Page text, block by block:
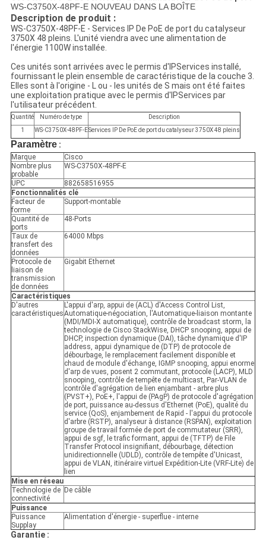
WS-C3750X-48PF-E NOUVEAU DANS LA BOÎTE
Description de produit :
WS-C3750X-48PF-E - Services IP De PoE de port du catalyseur
3750X 48 pleins. L'unité viendra avec une alimentation de
l'énergie 1100W installée.
Ces unités sont arrivées avec le permis d'IPServices installé,
fournissant le plein ensemble de caractéristique de la couche 3.
Elles sont à l'origine - L ou - les unités de S mais ont été faites
une exploitation pratique avec le permis d'IPServices par
l'utilisateur précédent.
Quantité Numéro de type
Description
1
WS-C3750X-48PF-EServices IP De PoE de port du catalyseur 3750X 48 pleins
Paramètre :
Marque
Cisco
Nombre plus
probable
WS-C3750X-48PF-E
UPC
882658516955
Fonctionnalités clé
Facteur de
forme
Support-montable
Quantité de
ports
48-Ports
Taux de
transfert des
données
64000 Mbps
Protocole de
liaison de
transmission
de données
Gigabit Ethernet
Caractéristiques
D'autres
caractéristiques
L'appui d'arp, appui de (ACL) d'Access Control List,
Automatique-négociation, l'Automatique-liaison montante
(MDI/MDI-X automatique), contrôle de broadcast storm, la
technologie de Cisco StackWise, DHCP snooping, appui de
DHCP, inspection dynamique (DAI), tâche dynamique d'IP
address, appui dynamique de (DTP) de protocole de
débourbage, le remplacement facilement disponible et
chaud de module d'échange, IGMP snooping, appui enorme
d'arp de vues, posent 2 commutant, protocole (LACP), MLD
snooping, contrôle de tempête de multicast, Par-VLAN de
contrôle d'agrégation de lien enjambant - arbre plus
(PVST+), PoE+, l'appui de (PAgP) de protocole d'agrégation
de port, puissance au-dessus d'Ethernet (PoE), qualité du
service (QoS), enjambement de Rapid - l'appui du protocole
d'arbre (RSTP), analyseur à distance (RSPAN), exploitation
groupe de travail formée de port de commutateur (SRR),
appui de sgf, le trafic formant, appui de (TFTP) de File
Transfer Protocol insignifiant, débourbage, détection
unidirectionnelle (UDLD), contrôle de tempête d'Unicast,
appui de VLAN, itinéraire virtuel Expédition-Lite (VRF-Lite) de
lien
Mise en réseau
Technologie de
connectivité
De câble
Puissance
Puissance
Supplay
Alimentation d'énergie - superflue - interne
Garantie :